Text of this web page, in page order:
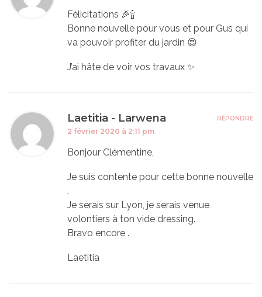
Félicitations 🎉🍾
Bonne nouvelle pour vous et pour Gus qui
va pouvoir profiter du jardin 😍
J’ai hâte de voir vos travaux ✨
Laetitia - Larwena
2 février 2020 à 2:11 pm
Bonjour Clémentine,
Je suis contente pour cette bonne nouvelle
.
Je serais sur Lyon, je serais venue
volontiers à ton vide dressing.
Bravo encore .
Laetitia
RÉPONDRE